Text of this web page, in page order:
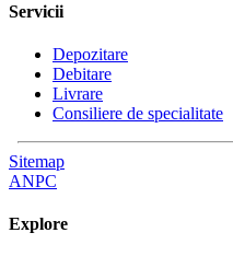
Servicii
Depozitare
Debitare
Livrare
Consiliere de specialitate
Sitemap
ANPC
Explore